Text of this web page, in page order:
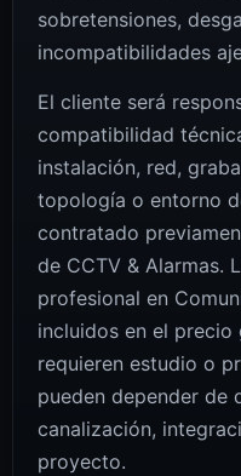
sobretensiones,
incompatibilidades
El cliente será
compatibilidad
instalación, red,
topología o entorno
contratado
de CCTV & Alarmas.
profesional en
incluidos en el
requieren estudio o
pueden depender de
canalización,
proyecto.